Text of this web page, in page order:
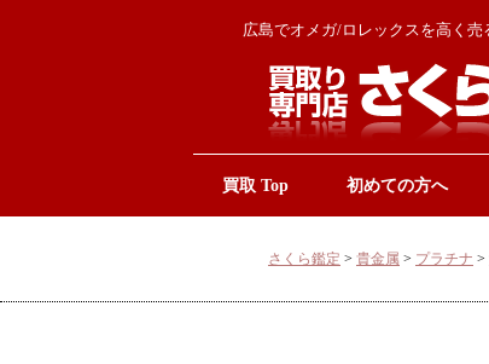
広島でオメガ/ロレックスを高く売
買取 Top 初めての方へ
さくら鑑定 > 貴金属 > プラチナ >